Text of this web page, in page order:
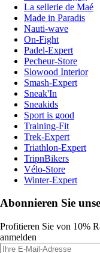
La sellerie de Maé
Made in Paradis
Nauti-wave
On-Fight
Padel-Expert
Pecheur-Store
Slowood Interior
Smash-Expert
Sneak'In
Sneakids
Sport is good
Training-Fit
Trek-Expert
Triathlon-Expert
TripnBikers
Vélo-Store
Winter-Expert
Abonnieren Sie
Profitieren Sie von 10%
anmelden